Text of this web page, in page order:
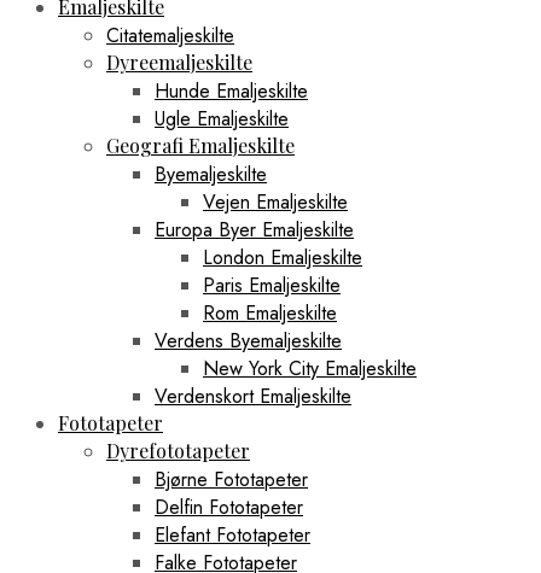
Emaljeskilte
Citatemaljeskilte
Dyreemaljeskilte
Hunde Emaljeskilte
Ugle Emaljeskilte
Geografi Emaljeskilte
Byemaljeskilte
Vejen Emaljeskilte
Europa Byer Emaljeskilte
London Emaljeskilte
Paris Emaljeskilte
Rom Emaljeskilte
Verdens Byemaljeskilte
New York City Emaljeskilte
Verdenskort Emaljeskilte
Fototapeter
Dyrefototapeter
Bjørne Fototapeter
Delfin Fototapeter
Elefant Fototapeter
Falke Fototapeter